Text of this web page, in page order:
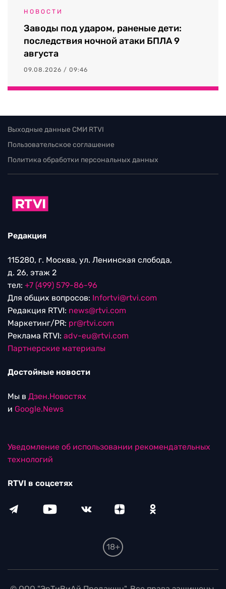
НОВОСТИ
Заводы под ударом, раненые дети:
последствия ночной атаки БПЛА 9
августа
09.08.2026 / 09:46
Выходные данные СМИ RTVI
Пользовательское соглашение
Политика обработки персональных данных
Редакция
115280, г. Москва, ул. Ленинская слобода,
д. 26, этаж 2
тел: +7 (499) 579-86-96
Для общих вопросов: Infortvi@rtvi.com
Редакция RTVI: news@rtvi.com
Маркетинг/PR: pr@rtvi.com
Реклама RTVI: adv-eu@rtvi.com
Партнерские материалы
Достойные новости
Мы в Дзен.Новостях
и Google.News
Уведомление об использовании рекомендательных
технологий
RTVI в соцсетях
18+